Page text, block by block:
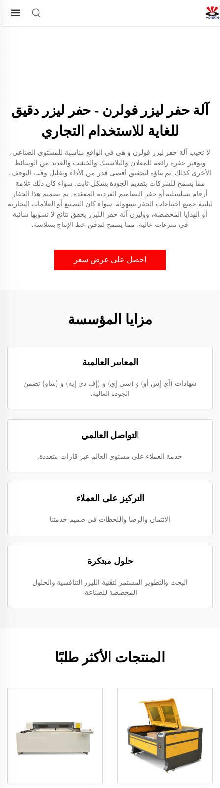
آلة حفر ليزر فولرن - حفر ليزر دقيق
للغاية للاستخدام التجاري
لا تخيب آلة حفر ليزر فولرن و هي في الواقع مناسبة للمستوى الصناعي،
وتوفير حفرة رائعة للمعادن والبلاستيك والخشب والعديد من الوسائط
الأخرى كذلك. تم بناؤه لتحقيق أقصى قدر من الأداء وتقليل وقت التوقف،
مما يسمح للشركات بتقديم الجودة بشكل ثابت. سواء كان ذلك علامة
أرقام تسلسلية أو حفر التصاميم الفردية المعقدة، تم تصميم هذا الحفار
لتلبية جميع احتياجات الحفر بسهولة. سواء كان التصنيع أو العلامات التجارية
أو الهدايا المخصصة، ووليرن آلة حفر الليزر يحقق نتائج لا تشوبها شائبة
في سرعات عالية، مما يسمح لتدفق خط الإنتاج بسلاسة.
احصل على عرض سعر
مزايا المؤسسة
المعايير العالمية
شهادات (آي إس أو) و (سي إي) و (إف دي إيه) و (ساو) تضمن
الجودة العالية.
التواصل العالمي
خدمة العملاء على مستوى العالم عبر قارات متعددة.
التركيز على العملاء
الائتمان والرضا واللحظات في صميم خدمتنا
حلول مبتكرة
البحث والتطوير المستمر لتقنية الليزر التنافسية والحلول
المخصصة للصناعة.
المنتجات الأكثر طلبًا